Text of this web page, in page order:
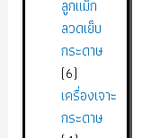
ลูกแม็ก
ลวดเย็บ
กระดาษ
6
เครื่องเจาะ
กระดาษ